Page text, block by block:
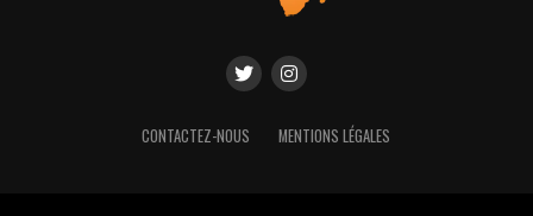
CONTACTEZ-NOUS MENTIONS LÉGALES